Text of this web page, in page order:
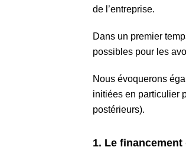
de l’entreprise.
Dans un premier
possibles pour les
Nous évoquerons
initiées en particulier
postérieurs).
1. Le